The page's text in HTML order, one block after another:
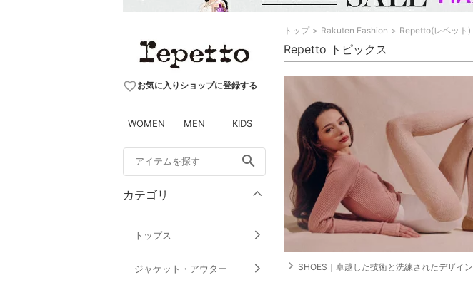
favorite_borderお気に入りショップに登録する
WOMEN MEN KIDS
search
カテゴリ
トップス
ジャケット・アウター
トップ Rakuten Fashion Repetto(レペット)
Repetto トピックス
navigate_next SHOES｜卓越した技術と洗練されたデザイン